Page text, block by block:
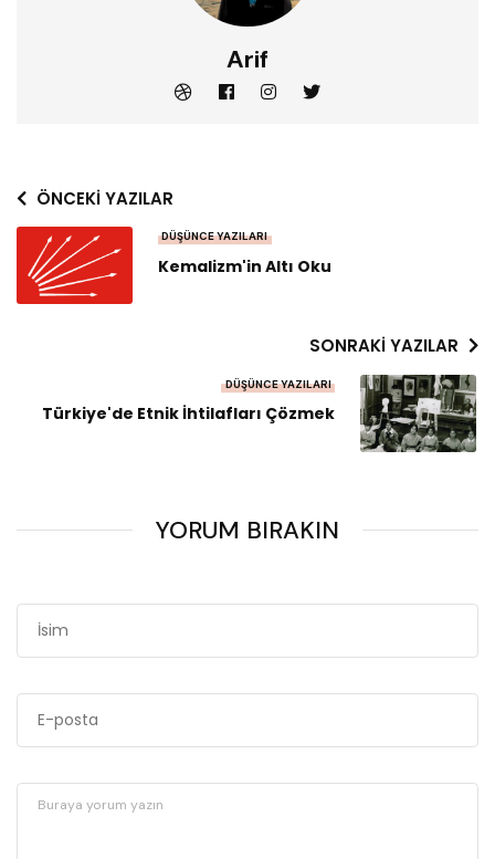
Arif
ÖNCEKI YAZILAR
DÜŞÜNCE YAZILARI
Kemalizm'in Altı Oku
SONRAKI YAZILAR
DÜŞÜNCE YAZILARI
Türkiye'de Etnik İhtilafları Çözmek
YORUM BIRAKIN